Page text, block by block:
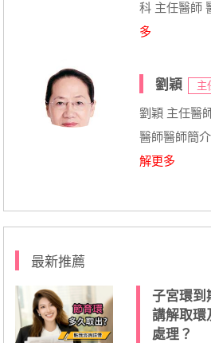
科 主任醫師
多
劉穎 主
劉穎 主任醫
醫師醫師簡
解更多
最新推薦
子宮環到
講解取環
處理？